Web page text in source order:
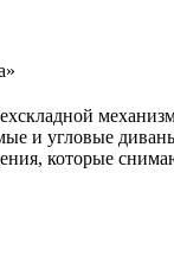
и угловые
которые